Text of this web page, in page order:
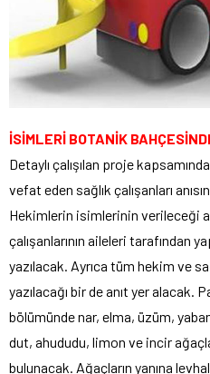
İSİMLERİ BOTANİK
Detaylı çalışılan proje
vefat eden sağlık çalışanları
Hekimlerin isimlerinin verileceği
çalışanlarının aileleri tarafından
yazılacak. Ayrıca tüm hekim ve
yazılacağı bir de anıt yer alacak.
bölümünde nar, elma, üzüm,
dut, ahududu, limon ve incir
bulunacak. Ağaçların yanına